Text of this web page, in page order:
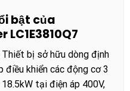
bật của
bị sở hữu dòng định
điều khiển các động cơ 3
tại điện áp 400V,